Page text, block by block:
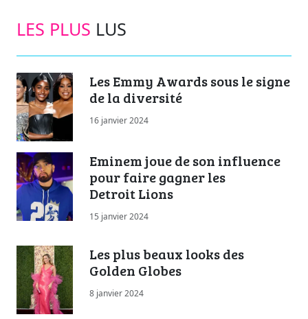
LES PLUS LUS
Les Emmy Awards sous le signe
de la diversité
16 janvier 2024
Eminem joue de son influence
pour faire gagner les
Detroit Lions
15 janvier 2024
Les plus beaux looks des
Golden Globes
8 janvier 2024